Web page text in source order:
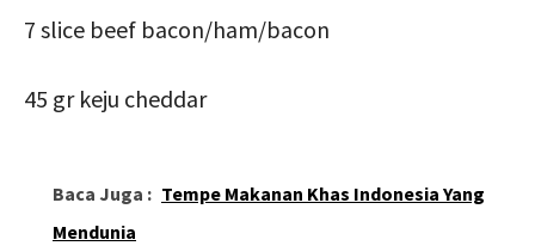
7 slice beef bacon/ham/bacon
45 gr keju cheddar
Baca Juga : Tempe Makanan Khas Indonesia Yang
Mendunia